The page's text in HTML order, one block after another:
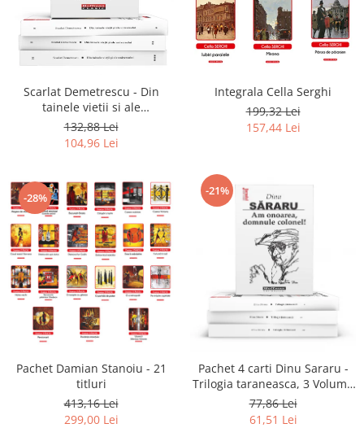
Literatura
Clasica
Contemporana
Romana
Universala
Universala
Calatorii
Memorii
Publicistica / Reportaje / Interviuri
Stiinte umaniste
Istorie
Sociologie si filozofie
Scarlat Demetrescu - Din
tainele vietii si ale
universului, Volumele I-III +
Viata dincolo de mormant
132,88 Lei
104,96 Lei
Integrala Cella Serghi
199,32 Lei
157,44 Lei
-28%
Pachet Damian Stanoiu - 21
titluri
413,16 Lei
299,00 Lei
-21%
Pachet 4 carti Dinu Sararu -
Trilogia taraneasca, 3 Volume
+ Am onoarea, domnule
colonel!
77,86 Lei
61,51 Lei